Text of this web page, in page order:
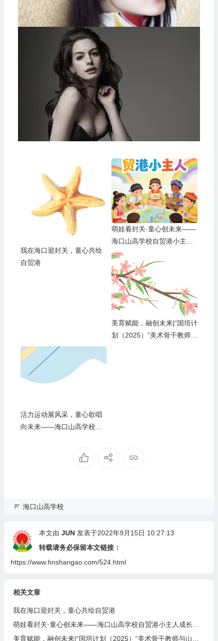
我在海口迎封关，童心共绘
自贸港
萌娃看封关·童心创未来——
海口山高学校自贸港小主人
成长计划
美育赋能，融创未来|“国培计
划（2025）”美术骨干教师与
活力运动展风采，童心歌唱
向未来——海口山高学校第
海口山高学校
本文由 JUN 发表于2022年9月15日 10:27:13
转载请务必保留本文链接：
https://www.hnshangao.com/524.html
相关文章
我在海口迎封关，童心共绘自贸港